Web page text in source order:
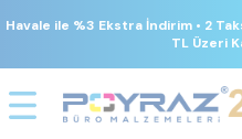
Havale ile %3 Ekstra İndirim • 2
TL Üzeri